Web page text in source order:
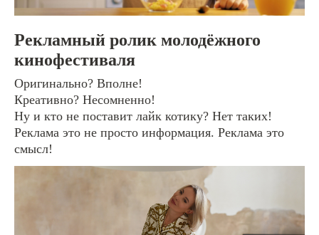
Рекламный ролик молодёжного
кинофестиваля
Оригинально? Вполне!
Креативно? Несомненно!
Ну и кто не поставит лайк котику? Нет таких!
Реклама это не просто информация. Реклама это
смысл!